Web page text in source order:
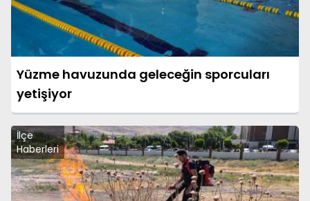
Yüzme havuzunda geleceğin sporcuları
yetişiyor
İlçe
Haberleri